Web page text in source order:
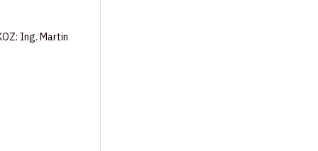
Ing. Martin